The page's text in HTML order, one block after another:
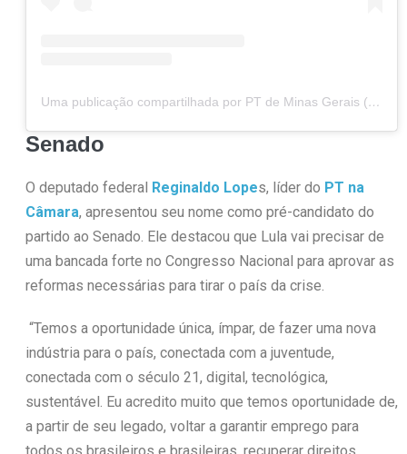
Uma publicação compartilhada por PT de Minas Gerais (@ptdeminas)
Senado
O deputado federal Reginaldo Lopes, líder do PT na
Câmara, apresentou seu nome como pré-candidato do
partido ao Senado. Ele destacou que Lula vai precisar de
uma bancada forte no Congresso Nacional para aprovar as
reformas necessárias para tirar o país da crise.
“Temos a oportunidade única, ímpar, de fazer uma nova
indústria para o país, conectada com a juventude,
conectada com o século 21, digital, tecnológica,
sustentável. Eu acredito muito que temos oportunidade de,
a partir de seu legado, voltar a garantir emprego para